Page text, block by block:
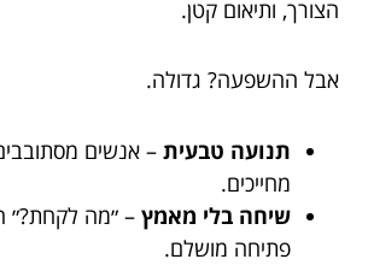
הצורך, ותיאום קטן.
אבל ההשפעה? גדולה.
תנועה טבעית – אנשים
מחייכים.
שיחה בלי מאמץ – ״מה לקחת?״
פתיחה מושלם.